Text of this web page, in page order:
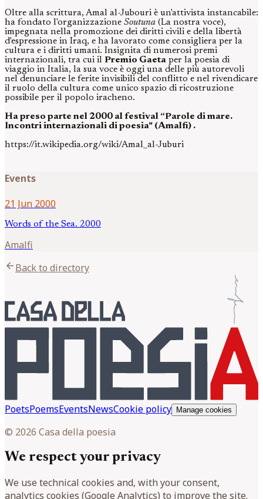
Oltre alla scrittura, Amal al-Jubouri è un'attivista instancabile:
ha fondato l'organizzazione Soutuna (La nostra voce),
impegnata nella promozione dei diritti civili e della libertà
d'espressione in Iraq, e ha lavorato come consigliera per la
cultura e i diritti umani. Insignita di numerosi premi
internazionali, tra cui il Premio Gaeta per la poesia di
viaggio in Italia, la sua voce è oggi una delle più autorevoli
nel denunciare le ferite invisibili del conflitto e nel rivendicare
il ruolo della cultura come unico spazio di ricostruzione
possibile per il popolo iracheno.
Ha preso parte nel 2000 al festival “Parole di mare.
Incontri internazionali di poesia" (Amalfi) .
https://it.wikipedia.org/wiki/Amal_al-Juburi
Events
21 Jun 2000
Words of the Sea. 2000
Amalfi
arrow_backBack to directory
PoetsPoemsEventsNewsCookie policy Manage cookies
© 2026 Casa della poesia
We respect your privacy
We use technical cookies and, with your consent,
analytics cookies (Google Analytics) to improve the site.